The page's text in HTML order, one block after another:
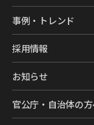
事例・トレンド
採用情報
お知らせ
官公庁・自治体の